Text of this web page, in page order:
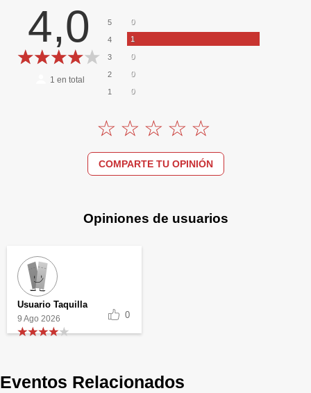
4,0
1 en total
5 0
4 1
3 0
2 0
1 0
COMPARTE TU OPINIÓN
Opiniones de usuarios
Usuario Taquilla
9 Ago 2026 0
Eventos Relacionados